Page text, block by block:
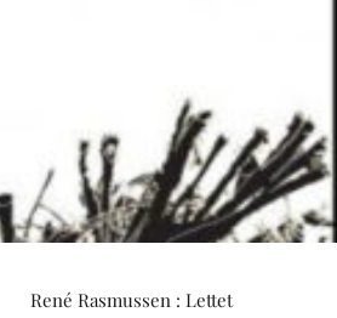
René Rasmussen : Lettet